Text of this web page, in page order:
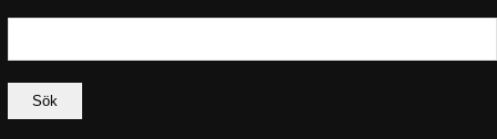
Sök